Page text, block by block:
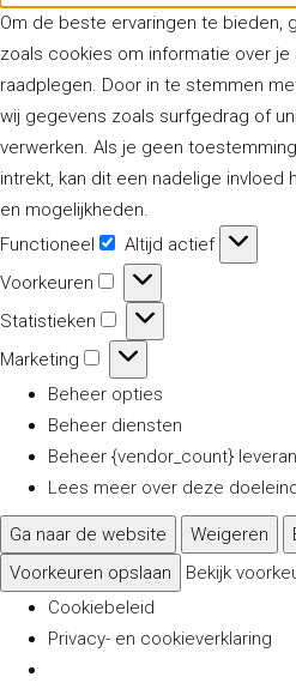
Om de beste ervaringen te bieden,
zoals cookies om informatie over
raadplegen. Door in te stemmen
wij gegevens zoals surfgedrag of
verwerken. Als je geen
intrekt, kan dit een nadelige
en mogelijkheden.
Functioneel
Functioneel
Altijd actief
Voorkeuren
Voorkeuren
Statistieken
Statistieken
Marketing
Marketing
Beheer opties
Beheer diensten
Beheer {vendor_count}
Lees meer over deze
Ga naar de website Weigeren
Voorkeuren opslaan
Bekijk
Cookiebeleid
Privacy- en cookieverklaring